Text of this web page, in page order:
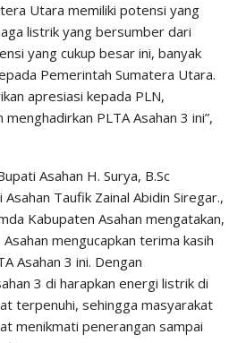
Utara memiliki potensi yang
listrik yang bersumber dari
yang cukup besar ini, banyak
Pemerintah Sumatera Utara.
apresiasi kepada PLN,
PLTA Asahan 3 ini”,
Asahan H. Surya, B.Sc
Taufik Zainal Abidin Siregar.,
Kabupaten Asahan mengatakan,
mengucapkan terima kasih
Asahan 3 ini. Dengan
3 di harapkan energi listrik di
terpenuhi, sehingga masyarakat
menikmati penerangan sampai